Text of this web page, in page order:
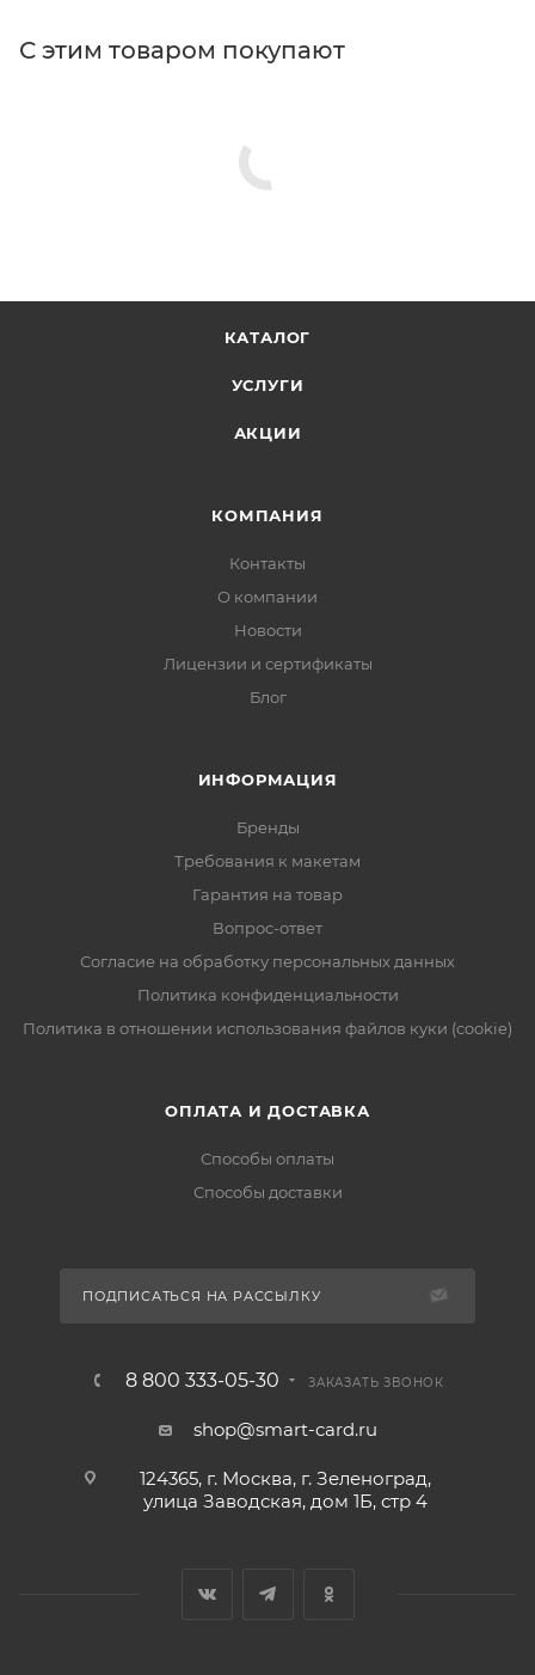
С этим товаром покупают
КАТАЛОГ
УСЛУГИ
АКЦИИ
КОМПАНИЯ
Контакты
О компании
Новости
Лицензии и сертификаты
Блог
ИНФОРМАЦИЯ
Бренды
Требования к макетам
Гарантия на товар
Вопрос-ответ
Согласие на обработку персональных данных
Политика конфиденциальности
Политика в отношении использования файлов куки (cookie)
ОПЛАТА И ДОСТАВКА
Способы оплаты
Способы доставки
ПОДПИСАТЬСЯ НА РАССЫЛКУ
8 800 333-05-30 ЗАКАЗАТЬ ЗВОНОК
shop@smart-card.ru
124365, г. Москва, г. Зеленоград,
улица Заводская, дом 1Б, стр 4